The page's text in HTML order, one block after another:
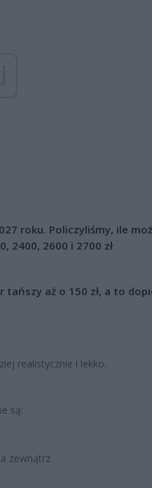
roku. Policzyliśmy, ile
2400, 2600 i 2700 zł
tańszy aż o 150 zł, a to
realistycznie i lekko.
są:
zewnątrz